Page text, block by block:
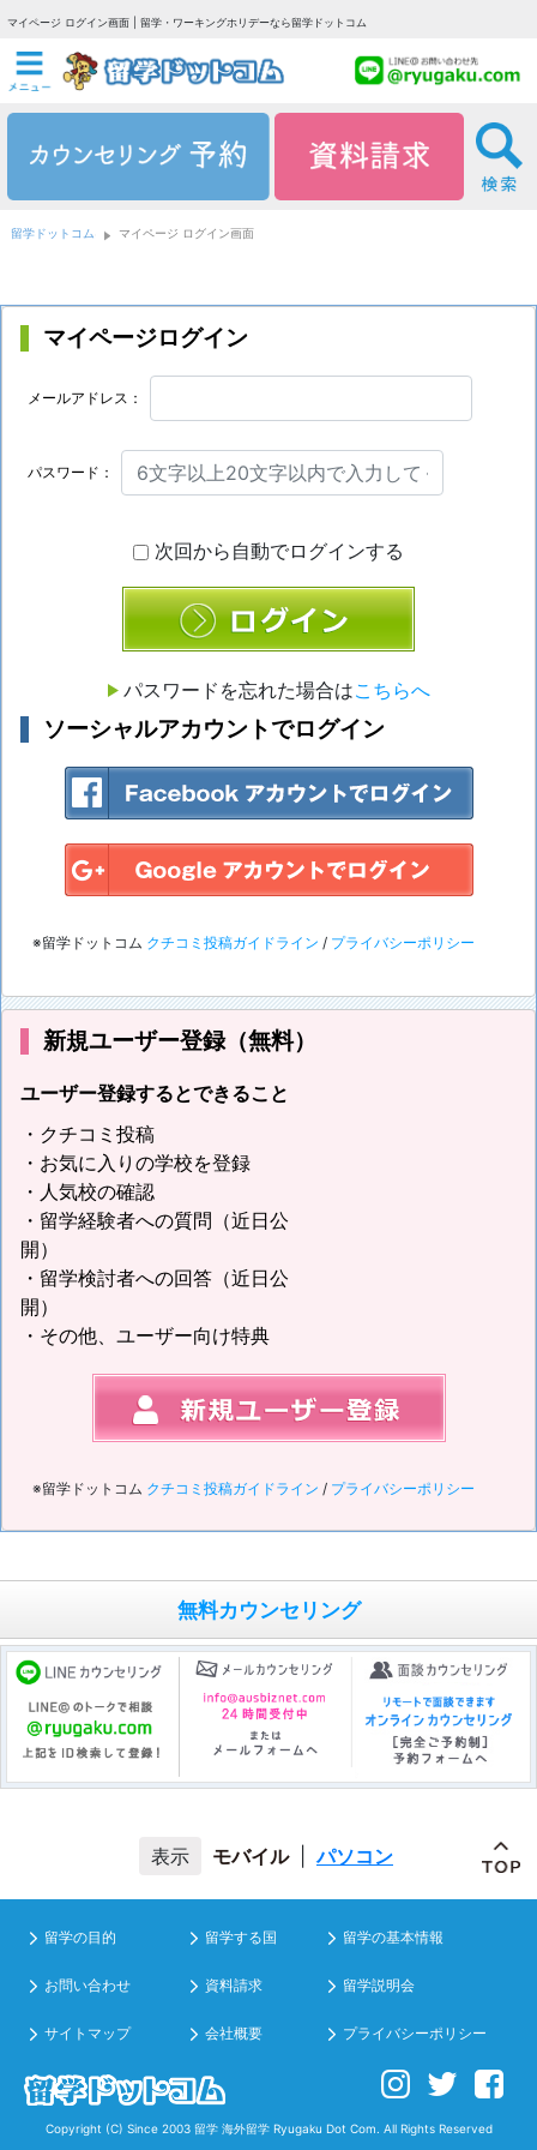
マイページ ログイン画面 | 留学・ワーキングホリデーなら留学ドットコム
留学ドットコム マイページ ログイン画面
マイページログイン
メールアドレス：
パスワード：
次回から自動でログインする
パスワードを忘れた場合はこちらへ
ソーシャルアカウントでログイン
※留学ドットコム クチコミ投稿ガイドライン / プライバシーポリシー
新規ユーザー登録（無料）
ユーザー登録するとできること
・クチコミ投稿
・お気に入りの学校を登録
・人気校の確認
・留学経験者への質問（近日公
開）
・留学検討者への回答（近日公
開）
・その他、ユーザー向け特典
※留学ドットコム クチコミ投稿ガイドライン / プライバシーポリシー
無料カウンセリング
モバイル パソコン
留学の目的 留学する国 留学の基本情報
お問い合わせ 資料請求 留学説明会
サイトマップ 会社概要 プライバシーポリシー
Copyright (C) Since 2003 留学 海外留学Ryugaku Dot Com. All Rights Reserved